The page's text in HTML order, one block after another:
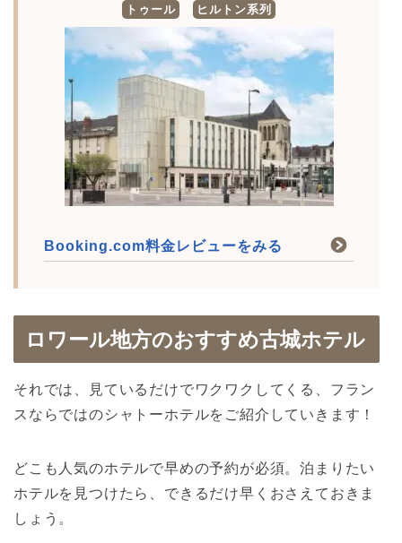
トゥール ヒルトン系列
Booking.com料金レビューをみる
ロワール地方のおすすめ古城ホテル
それでは、見ているだけでワクワクしてくる、フラン
スならではのシャトーホテルをご紹介していきます！
どこも人気のホテルで早めの予約が必須。泊まりたい
ホテルを見つけたら、できるだけ早くおさえておきま
しょう。